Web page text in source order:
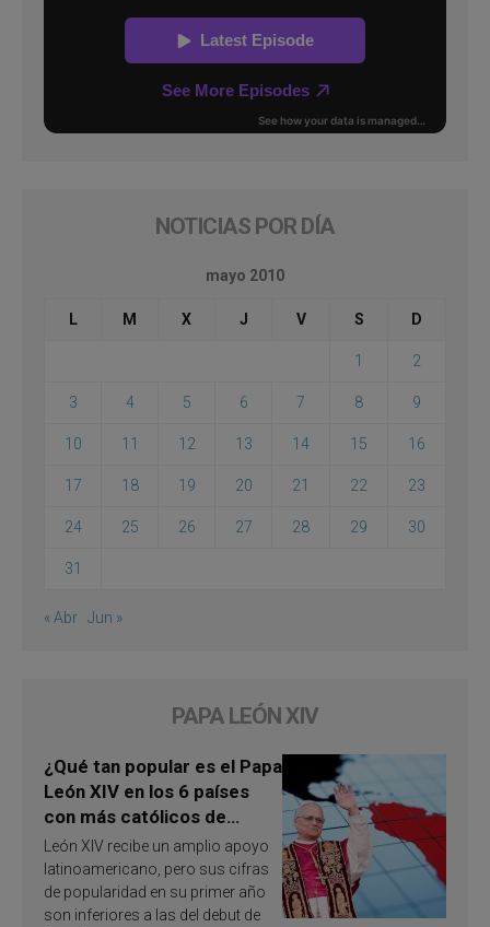
NOTICIAS POR DÍA
mayo 2010
L M X J V S D
1 2
3 4 5 6 7 8 9
10 11 12 13 14 15 16
17 18 19 20 21 22 23
24 25 26 27 28 29 30
31
« Abr Jun »
PAPA LEÓN XIV
¿Qué tan popular es el Papa
León XIV en los 6 países
con más católicos de
América Latina en 2026?
Publican resultados de
investigación
León XIV recibe un amplio apoyo
latinoamericano, pero sus cifras
de popularidad en su primer año
son inferiores a las del debut de